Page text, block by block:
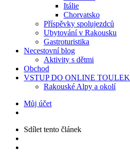
Itálie
Chorvatsko
Příspěvky spolujezdců
Ubytování v Rakousku
Gastroturistika
Necestovní blog
Aktivity s dětmi
Obchod
VSTUP DO ONLINE TOULEK
Rakouské Alpy a okolí
Můj účet
Sdílet tento článek